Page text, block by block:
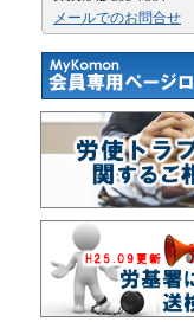
メールでのお問合せ